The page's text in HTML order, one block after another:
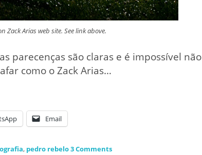
Zack Arias web site. See link above.
parecenças são claras e é impossível não
como o Zack Arias…
Email
, pedro rebelo3 Comments